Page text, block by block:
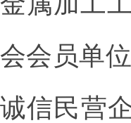
会会员单
诚信民营